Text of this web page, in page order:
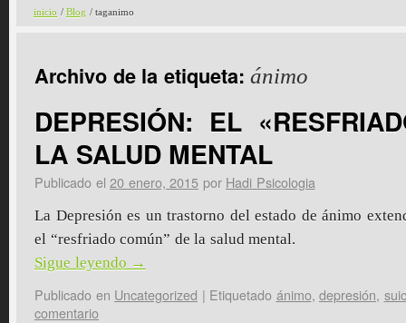
inicio / Blog / taganimo
Archivo de la etiqueta: ánimo
DEPRESIÓN: EL
LA SALUD MENTAL
Publicado el 20 enero, 2015 por Hadi Psicologia
La Depresión es un trastorno del estado de ánimo
el “resfriado común” de la salud mental.
Sigue leyendo →
Publicado en Uncategorized | Etiquetado ánimo, depresión,
comentario